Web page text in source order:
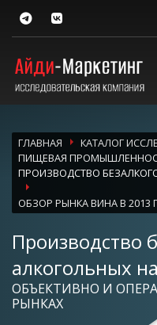
ГЛАВНАЯ
КАТАЛОГ
ПИЩЕВАЯ
ПРОИЗВОДСТВО
ОБЗОР РЫНКА ВИНА В 2013
Производство
алкогольных
ОБЪЕКТИВНО И
РЫНКАХ